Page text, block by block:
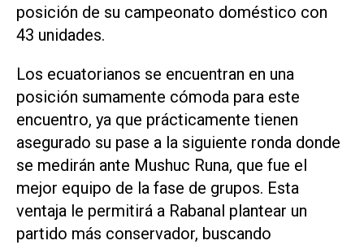
posición de su campeonato doméstico con
43 unidades.
Los ecuatorianos se encuentran en una
posición sumamente cómoda para este
encuentro, ya que prácticamente tienen
asegurado su pase a la siguiente ronda donde
se medirán ante Mushuc Runa, que fue el
mejor equipo de la fase de grupos. Esta
ventaja le permitirá a Rabanal plantear un
partido más conservador, buscando